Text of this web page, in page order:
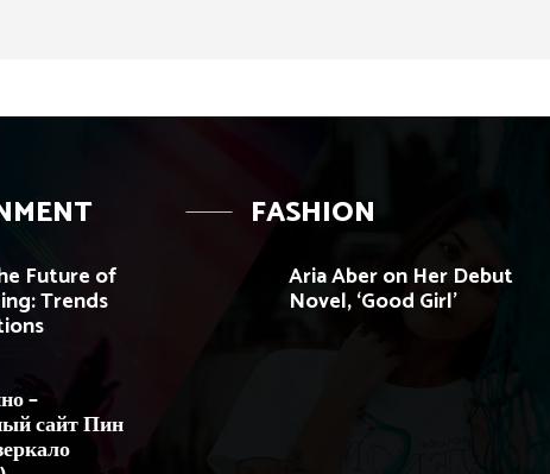
Future of
Trends
–
сайт Пин
FASHION
Aria Aber on Her Debut
Novel, ‘Good Girl’